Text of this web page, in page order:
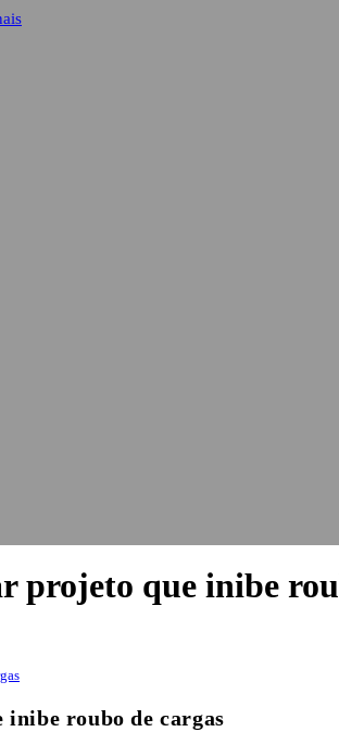
projeto que inibe
inibe roubo de cargas